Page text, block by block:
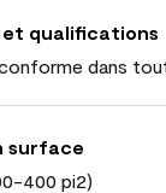
qualifications
dans
surface
400 pi2)